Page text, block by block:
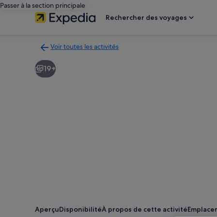
Passer à la section principale
Rechercher des voyages
Voir toutes les activités
à
la
19+
AperçuDisponibilitéÀ propos de cette activité